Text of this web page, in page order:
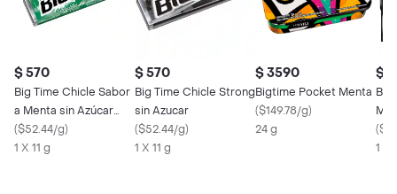
$ 570
Big Time Chicle Sabor
a Menta sin Azúcar
Caloría Reducidas
($52.44/g)
1 X 11 g
$ 570
Big Time Chicle Strong
sin Azucar
($52.44/g)
1 X 11 g
$ 3590
Bigtime Pocket Menta
($149.78/g)
24 g
$
Big
(
1 X